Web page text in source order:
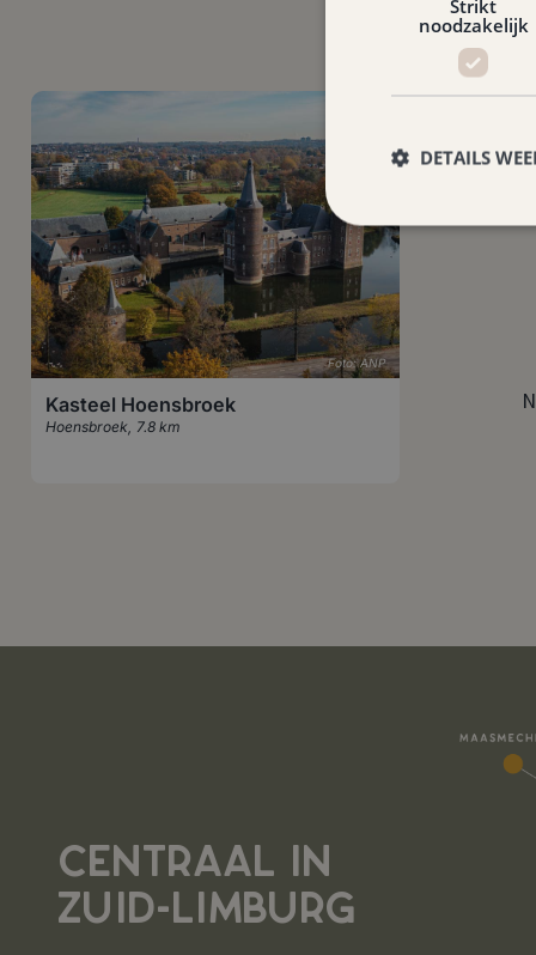
Foto: ANP
Kasteel Hoensbroek
Hoensbroek 7.8 km
CENTRAAL IN
ZUID-LIMBURG
Strikt
noodzakelijk
DETAILS